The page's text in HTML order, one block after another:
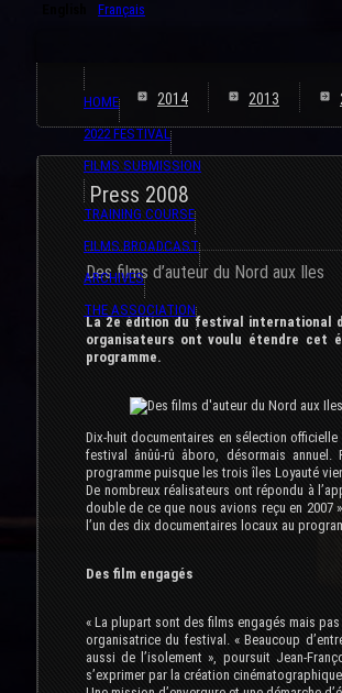
Français
HOME
2022 FESTIVAL
FILMS SUBMISSION
TRAINING COURSE
FILMS BROADCAST
ARCHIVES
THE ASSOCIATION
2014 2013
Press 2008
Des films d’auteur du Nord aux Iles
La 2e édition du festival international
organisateurs ont voulu étendre cet
programme.
Dix-huit documentaires en sélection
festival ânûû-rû âboro, désormais
programme puisque les trois îles Loyauté
De nombreux réalisateurs ont répondu à
double de ce que nous avions reçu en
l’un des dix documentaires locaux au
Des film engagés
« La plupart sont des films engagés mais
organisatrice du festival. « Beaucoup
aussi de l’isolement », poursuit Jean-
s’exprimer par la création